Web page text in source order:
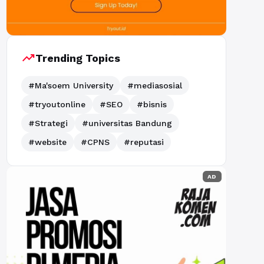
trending_upTrending Topics
#Ma'soem University
#mediasosial
#tryoutonline
#SEO
#bisnis
#Strategi
#universitas Bandung
#website
#CPNS #reputasi
AD